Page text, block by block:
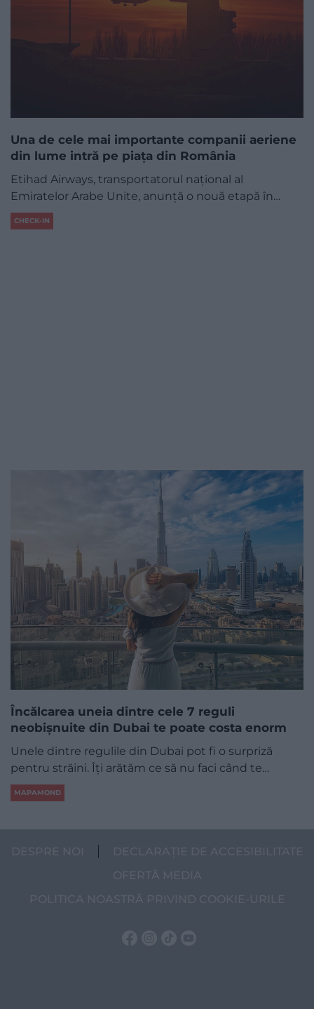
Una de cele mai importante companii aeriene
din lume intră pe piața din România
Etihad Airways, transportatorul național al
Emiratelor Arabe Unite, anunță o nouă etapă în…
CHECK-IN
Încălcarea uneia dintre cele 7 reguli
neobișnuite din Dubai te poate costa enorm
Unele dintre regulile din Dubai pot fi o surpriză
pentru străini. Îți arătăm ce să nu faci când te…
MAPAMOND